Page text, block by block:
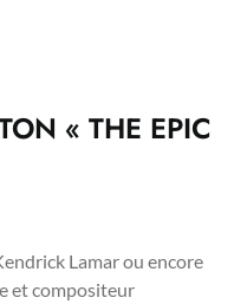
« THE EPIC
Lamar ou encore
et compositeur